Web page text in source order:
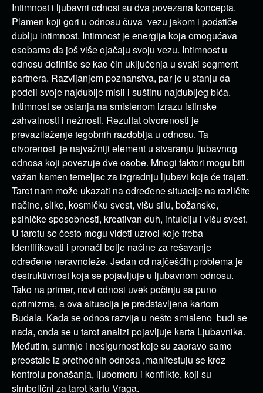
Intimnost i ljubavni odnosi su dva povezana koncepta.
Plamen koji gori u odnosu čuva vezu jakom i podstiče
dublju intimnost. Intimnost je energija koja omogućava
osobama da još više ojačaju svoju vezu. Intimnost u
odnosu definiše se kao čin uključenja u svaki segment
partnera. Razvijanjem poznanstva, par je u stanju da
podeli svoje najdublje misli i suštinu najdubljeg bića.
Intimnost se oslanja na smislenom izrazu istinske
zahvalnosti i nežnosti. Rezultat otvorenosti je
prevazilaženje tegobnih razdoblja u odnosu. Ta
otvorenost je najvažniji element u stvaranju ljubavnog
odnosa koji povezuje dve osobe. Mnogi faktori mogu biti
važan kamen temeljac za izgradnju ljubavi koja će trajati.
Tarot nam može ukazati na određene situacije na različite
načine, slike, kosmičku svest, višu silu, božanske,
psihičke sposobnosti, kreativan duh, intuiciju i višu svest.
U tarotu se često mogu videti uzroci koje treba
identifikovati i pronaći bolje načine za rešavanje
određene neravnoteže. Jedan od najčešćih problema je
destruktivnost koja se pojavljuje u ljubavnom odnosu.
Tako na primer, novi odnosi uvek počinju sa puno
optimizma, a ova situacija je predstavljena kartom
Budala. Kada se odnos razvija u nešto smisleno budi se
nada, onda se u tarot analizi pojavljuje karta Ljubavnika.
Međutim, sumnje i nesigurnost koje su zapravo samo
preostale iz prethodnih odnosa ,manifestuju se kroz
kontrolu ponašanja, ljubomoru i konflikte, koji su
simbolični za tarot kartu Vraga.